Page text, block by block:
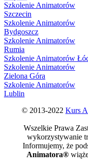
Szkolenie Animatorów
Szczecin
Szkolenie Animatorów
Bydgoszcz
Szkolenie Animatorów
Rumia
Szkolenie Animatorów
Szkolenie Animatorów
Zielona Góra
Szkolenie Animatorów
Lublin
© 2013-2022 Kurs
Wszelkie Prawa
wykorzystywanie
Informujemy, że
Animatora®